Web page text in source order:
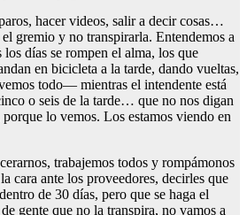
hacer videos, salir a decir cosas…
gremio y no transpirarla. Entendemos a
días se rompen el alma, los que
en bicicleta a la tarde, dando vueltas,
todo— mientras el intendente está
o seis de la tarde… que no nos digan
lo vemos. Los estamos viendo en
trabajemos todos y rompámonos
cara ante los proveedores, decirles que
de 30 días, pero que se haga el
gente que no la transpira, no vamos a